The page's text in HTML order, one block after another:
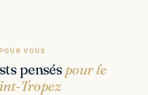
VOUS
pensés pour le
Tropez